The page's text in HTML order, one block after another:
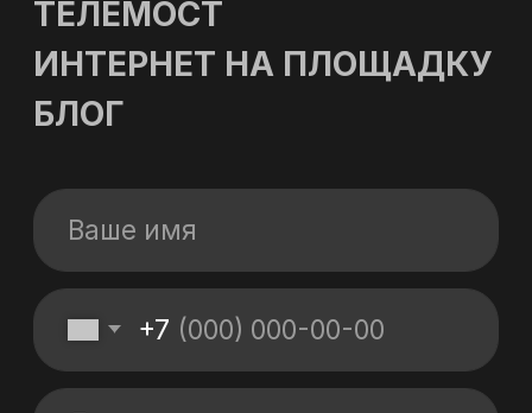
Политика обработки персональных данных
Политика в области файлов Cookies